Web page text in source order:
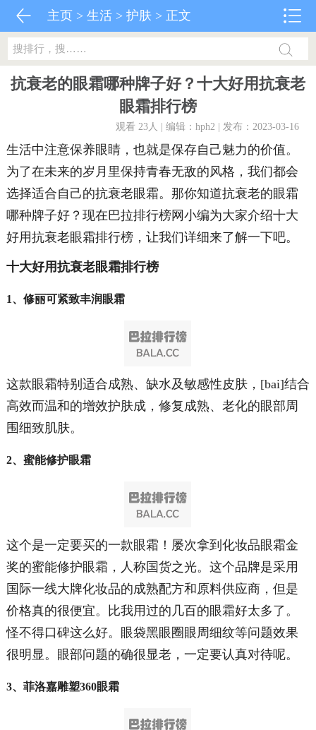
主页 >生活 >护肤 > 正文
抗衰老的眼霜哪种牌子好？十大好用抗衰老
眼霜排行榜
观看 23人 | 编辑：hph2 | 发布：2023-03-16
生活中注意保养眼睛，也就是保存自己魅力的价值。
为了在未来的岁月里保持青春无敌的风格，我们都会
选择适合自己的抗衰老眼霜。那你知道抗衰老的眼霜
哪种牌子好？现在巴拉排行榜网小编为大家介绍十大
好用抗衰老眼霜排行榜，让我们详细来了解一下吧。
十大好用抗衰老眼霜排行榜
1、修丽可紧致丰润眼霜
这款眼霜特别适合成熟、缺水及敏感性皮肤，[bai]结合
高效而温和的增效护肤成，修复成熟、老化的眼部周
围细致肌肤。
2、蜜能修护眼霜
这个是一定要买的一款眼霜！屡次拿到化妆品眼霜金
奖的蜜能修护眼霜，人称国货之光。这个品牌是采用
国际一线大牌化妆品的成熟配方和原料供应商，但是
价格真的很便宜。比我用过的几百的眼霜好太多了。
怪不得口碑这么好。眼袋黑眼圈眼周细纹等问题效果
很明显。眼部问题的确很显老，一定要认真对待呢。
3、菲洛嘉雕塑360眼霜